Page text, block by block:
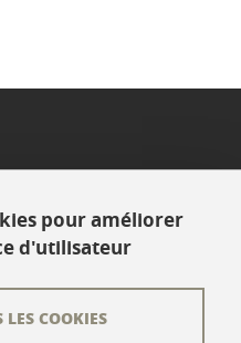
pour améliorer
d'utilisateur
LES COOKIES